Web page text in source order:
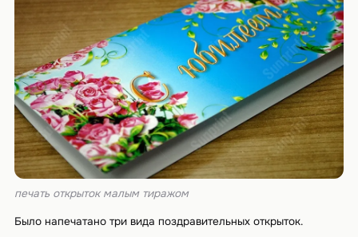
печать открыток малым тиражом
Было напечатано три вида поздравительных открыток.